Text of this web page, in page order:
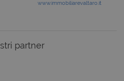
www.immobiliarevaltaro.it
partner